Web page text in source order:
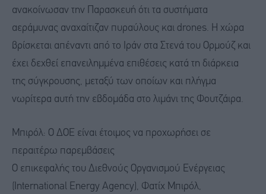
ανακοίνωσαν την Παρασκευή ότι τα συστήματα
αεράμυνας αναχαίτιζαν πυραύλους και drones. Η χώρα
βρίσκεται απέναντι από το Ιράν στα Στενά του Ορμούζ και
έχει δεχθεί επανειλημμένα επιθέσεις κατά τη διάρκεια
της σύγκρουσης, μεταξύ των οποίων και πλήγμα
νωρίτερα αυτή την εβδομάδα στο λιμάνι της Φουτζάιρα.
Μπιρόλ: Ο ΔΟΕ είναι έτοιμος να προχωρήσει σε
περαιτέρω παρεμβάσεις
Ο επικεφαλής του Διεθνούς Οργανισμού Ενέργειας
(International Energy Agency), Φατίχ Μπιρόλ,